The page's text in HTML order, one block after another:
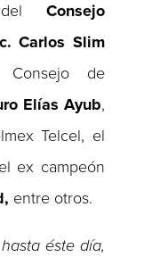
Consejo
Carlos Slim
de
Elías Ayub,
Telcel, el
ex campeón
entre otros.
éste día,